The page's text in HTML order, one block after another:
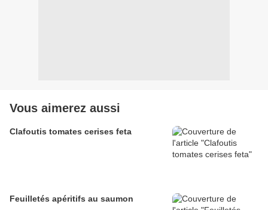
Vous aimerez aussi
Clafoutis tomates cerises feta
Feuilletés apéritifs au saumon